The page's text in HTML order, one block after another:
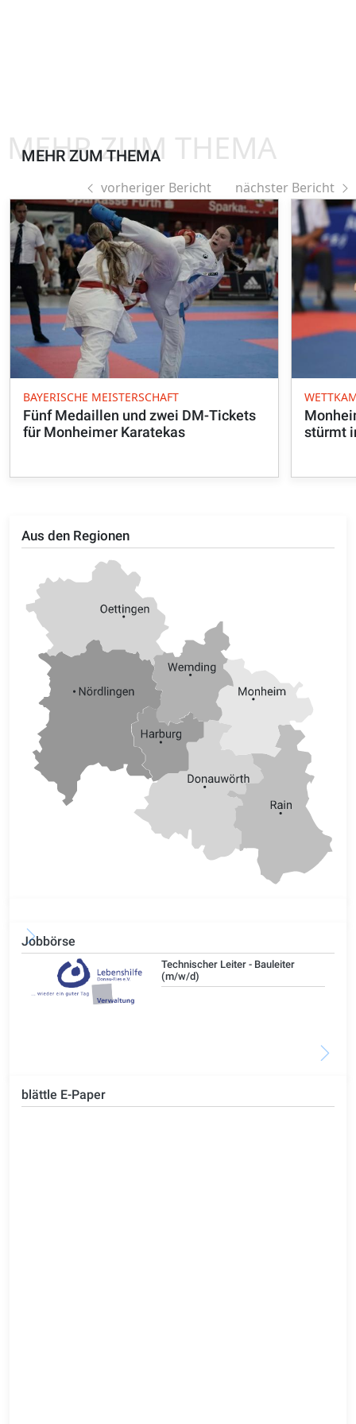
Aus den Regionen
Jobbörse
Technischer Leiter - Bauleiter
(m/w/d)
blättle E-Paper
MEHR ZUM THEMA
MEHR ZUM THEMA
vorheriger Bericht nächster Bericht
BAYERISCHE MEISTERSCHAFT
Fünf Medaillen und zwei DM-Tickets
für Monheimer Karatekas
stürmt